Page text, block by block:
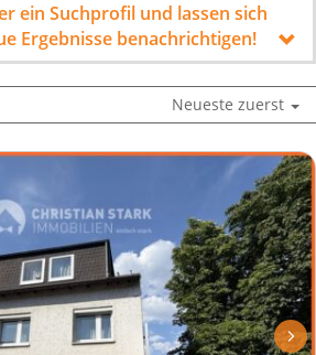
ein Suchprofil und lassen sich
Ergebnisse benachrichtigen!
Neueste zuerst